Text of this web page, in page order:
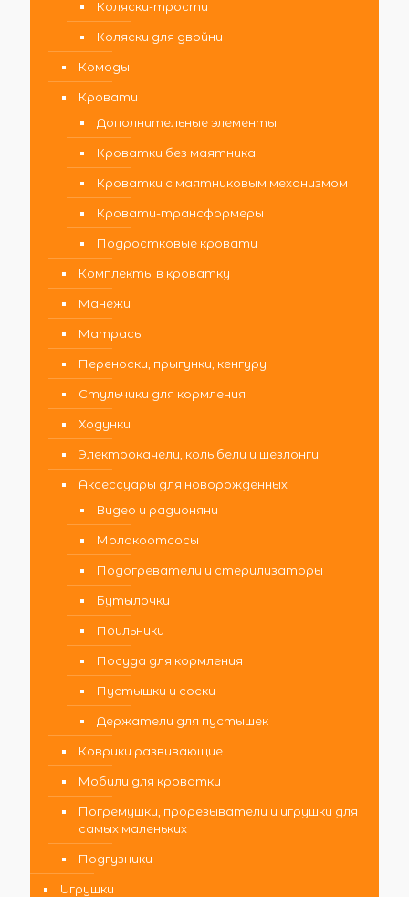
Коляски-трости
Коляски для двойни
Комоды
Кровати
Дополнительные элементы
Кроватки без маятника
Кроватки с маятниковым механизмом
Кровати-трансформеры
Подростковые кровати
Комплекты в кроватку
Манежи
Матрасы
Переноски, прыгунки, кенгуру
Стульчики для кормления
Ходунки
Электрокачели, колыбели и шезлонги
Аксессуары для новорожденных
Видео и радионяни
Молокоотсосы
Подогреватели и стерилизаторы
Бутылочки
Поильники
Посуда для кормления
Пустышки и соски
Держатели для пустышек
Коврики развивающие
Мобили для кроватки
Погремушки, прорезыватели и игрушки для
самых маленьких
Подгузники
Игрушки